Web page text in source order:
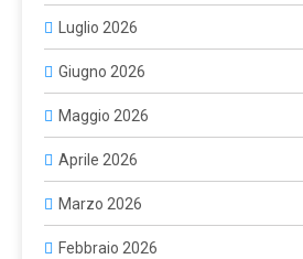
Luglio 2026
Giugno 2026
Maggio 2026
Aprile 2026
Marzo 2026
Febbraio 2026